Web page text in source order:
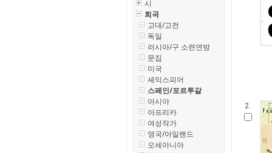
시
희곡
고대/고전
독일
러시아/구 소련연방
문집
미국
셰익스피어
스페인/포르투갈
아시아
아프리카
여성작가
영국/아일랜드
오세아니아
2.